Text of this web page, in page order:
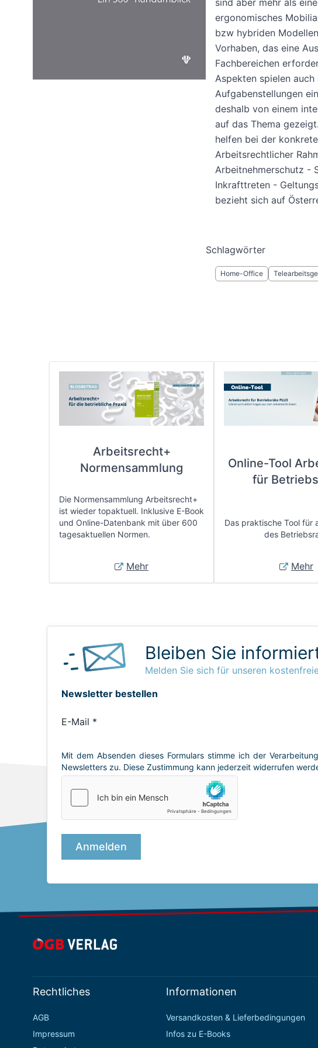
sind aber mehr als
ergonomisches
bzw hybriden
Vorhaben, das eine
Fachbereichen
Aspekten spielen
Aufgabenstellungen
deshalb von einem
auf das Thema
helfen bei der
Arbeitsrechtlicher
Arbeitnehmerschutz -
Inkrafttreten -
bezieht sich auf
Schlagwörter
Home-Office
Arbeitsrecht+
Normensammlung
Die Normensammlung Arbeitsrecht+
ist wieder topaktuell. Inklusive E-Book
und Online-Datenbank mit über 600
tagesaktuellen Normen.
Mehr
Online-Tool
für
Das praktische Tool für
des
Mehr
Bleiben Sie
Melden Sie sich für unseren
Rechtliches
AGB
Impressum
Informationen
Versandkosten & Lieferbedingungen
Infos zu E-Books